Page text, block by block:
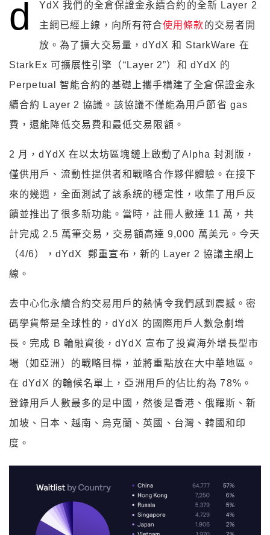
d
YdX 我們的全倉保證金永續合約的全新 Layer 2
主網已經上線，向所有符合使用條款的交易者開
放。為了擴大交易量，dYdX 和 StarkWare 在
StarkEx 可擴展性引擎（“Layer 2”）和 dYdX 的
Perpetual 智能合約的基礎上攜手構建了全倉保證金永
續合約 Layer 2 協議。該協議不僅能為用戶節省 gas
費，還能降低交易費和最低交易限額。
2 月，dYdX 在以太坊區塊鏈上啟動了Alpha 封測版，
僅供用戶、流動性提供者和戰略合作夥伴體驗。在接下
來的幾週，全面測試了該系統的穩定性，收集了用戶反
饋並推出了很多新功能。當時，註冊人數達 11 萬，共
計完成 2.5 萬筆交易，交易額高達 9,000 萬美元。今天
（4/6），dYdX 鄭重宣布，新的 Layer 2 協議主網上
線。
去中心化永續合約交易用戶的熱情令我們感到震撼。密
碼學貨幣是全球性的，dYdX 的國際用戶人數急劇增
長。完成 B 輪融資後，dYdX 宣布了投資海外增長型市
場（如亞洲）的戰略目標，並將重點放在大中華地區。
在 dYdX 的輪候名單上，亞洲用戶的佔比約為 78%。
登錄用戶人數最多的是中國，然後是香港、俄羅斯、新
加坡、日本、越南、烏克蘭、英國、台灣、韓國和印
度。